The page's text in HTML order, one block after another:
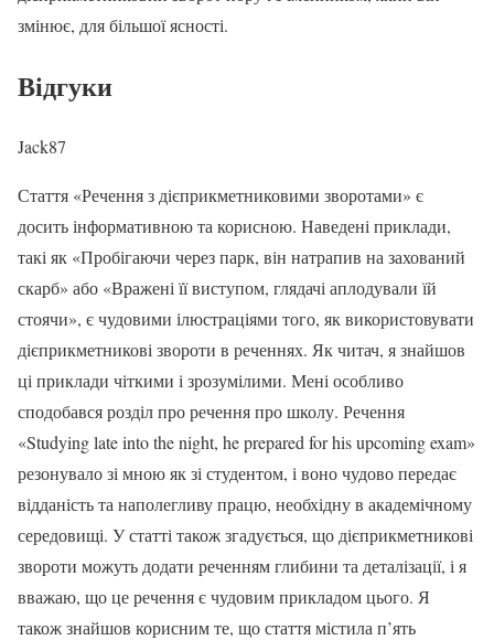
змінює, для більшої ясності.
Відгуки
Jack87
Стаття «Речення з дієприкметниковими зворотами» є
досить інформативною та корисною. Наведені приклади,
такі як «Пробігаючи через парк, він натрапив на захований
скарб» або «Вражені її виступом, глядачі аплодували їй
стоячи», є чудовими ілюстраціями того, як використовувати
дієприкметникові звороти в реченнях. Як читач, я знайшов
ці приклади чіткими і зрозумілими. Мені особливо
сподобався розділ про речення про школу. Речення
«Studying late into the night, he prepared for his upcoming exam»
резонувало зі мною як зі студентом, і воно чудово передає
відданість та наполегливу працю, необхідну в академічному
середовищі. У статті також згадується, що дієприкметникові
звороти можуть додати реченням глибини та деталізації, і я
вважаю, що це речення є чудовим прикладом цього. Я
також знайшов корисним те, що стаття містила п’ять